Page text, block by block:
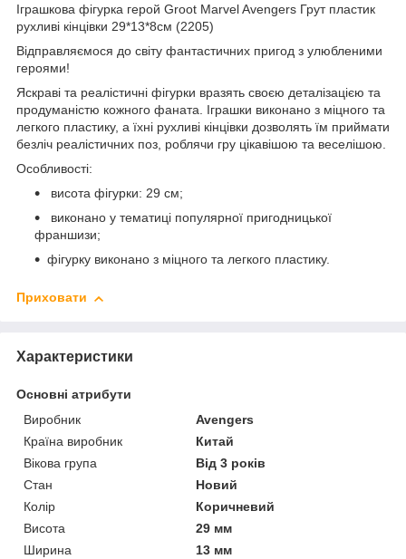
Іграшкова фігурка герой Groot Marvel Avengers Грут пластик
рухливі кінцівки 29*13*8см (2205)
Відправляємося до світу фантастичних пригод з улюбленими
героями!
Яскраві та реалістичні фігурки вразять своєю деталізацією та
продуманістю кожного фаната. Іграшки виконано з міцного та
легкого пластику, а їхні рухливі кінцівки дозволять їм приймати
безліч реалістичних поз, роблячи гру цікавішою та веселішою.
Особливості:
висота фігурки: 29 см;
виконано у тематиці популярної пригодницької
франшизи;
фігурку виконано з міцного та легкого пластику.
Приховати
Характеристики
Основні атрибути
Виробник
Avengers
Країна виробник
Китай
Вікова група
Від 3 років
Стан
Новий
Колір
Коричневий
Висота
29 мм
Ширина
13 мм